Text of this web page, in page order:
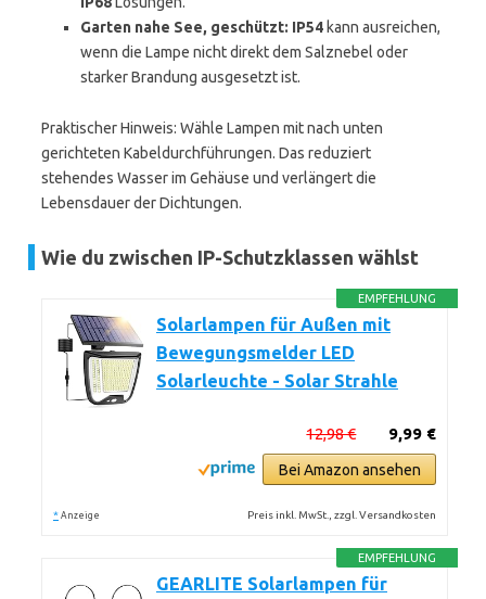
Garten nahe See, geschützt: IP54 kann ausreichen,
wenn die Lampe nicht direkt dem Salznebel oder
starker Brandung ausgesetzt ist.
Praktischer Hinweis: Wähle Lampen mit nach unten
gerichteten Kabeldurchführungen. Das reduziert
stehendes Wasser im Gehäuse und verlängert die
Lebensdauer der Dichtungen.
Wie du zwischen IP-Schutzklassen wählst
EMPFEHLUNG
Solarlampen für Außen mit
Bewegungsmelder LED
Solarleuchte - Solar Strahle
9,99 €
12,98 €
Bei Amazon ansehen
* Anzeige Preis inkl. MwSt., zzgl. Versandkosten
EMPFEHLUNG
GEARLITE Solarlampen für